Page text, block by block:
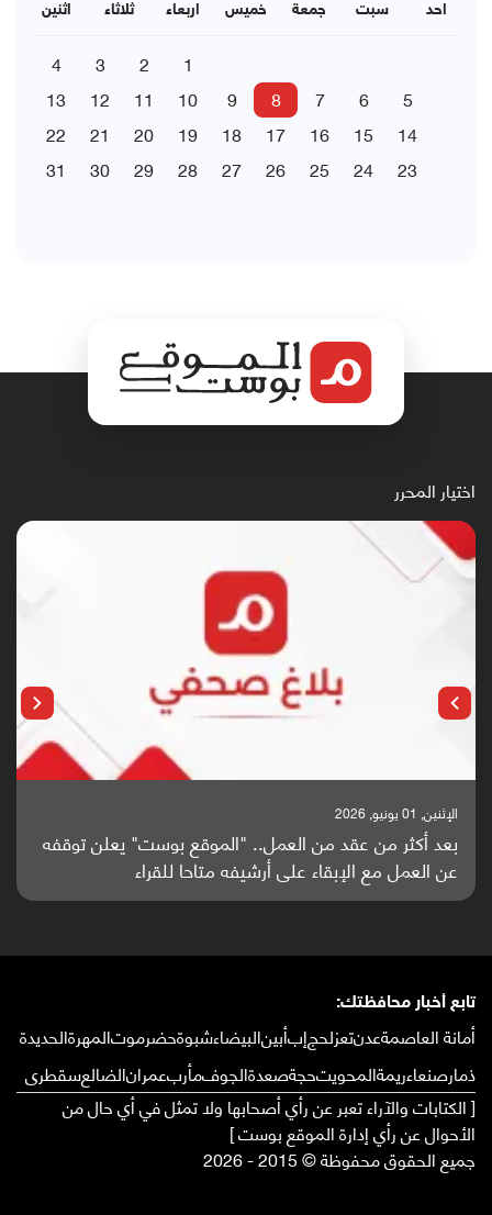
اثنين ثلاثاء اربعاء خميس جمعة سبت احد
1
2
3
4
5
6
7
8
9
10
11
12
13
14
15
16
17
18
19
20
21
22
23
24
25
26
27
28
29
30
31
اختيار المحرر
الإثنين, 25 مايو, 2026
باحثون من اليمن يدخلون سباق أبحاث ألزهايمر بدراسة
واعدة منشورة عالميا (ترجمة)
تابع أخبار محافظتك:
أمانة العاصمةعدنتعزلحجإبأبينالبيضاءشبوةحضرموتالمهرةالحديدة
ذمارصنعاءريمةالمحويتحجةصعدةالجوفمأربعمرانالضالعسقطرى
[ الكتابات والآراء تعبر عن رأي أصحابها ولا تمثل في أي حال من
الأحوال عن رأي إدارة الموقع بوست ]
جميع الحقوق محفوظة © 2015 - 2026